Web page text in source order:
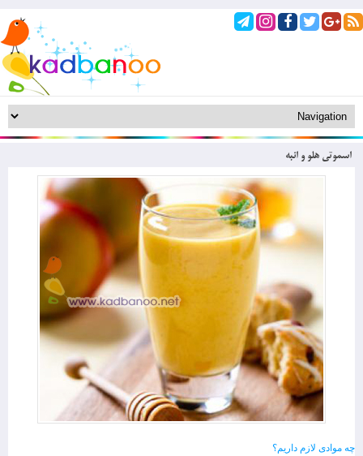
اسموتی هلو و انبه
چه موادی لازم داریم؟